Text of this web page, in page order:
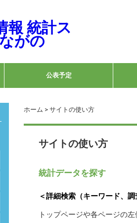
公表予定
ホーム > サイトの使い方
サイトの使い方
統計データを探す
＜詳細検索（キーワード、調
トップページや各ページの